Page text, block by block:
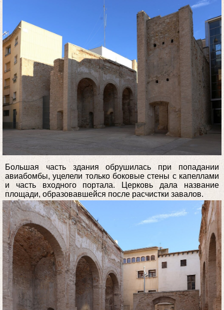
Большая часть здания обрушилась при попадании
авиабомбы, уцелели только боковые стены с капеллами
и часть входного портала. Церковь дала название
площади, образовавшейся после расчистки завалов.